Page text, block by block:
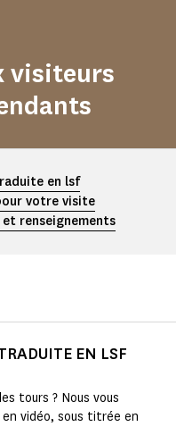
visiteurs
en lsf
votre visite
renseignements
EN LSF
tours ? Nous vous
vidéo, sous titrée en